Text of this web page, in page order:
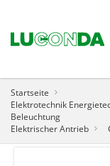
Startseite
Elektrotechnik
Beleuchtung
Elektrischer Antrieb